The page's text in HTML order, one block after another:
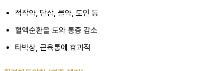
적작약, 단삼, 몰약, 도인 등
혈액순환을 도와 통증 감소
타박상, 근육통에 효과적